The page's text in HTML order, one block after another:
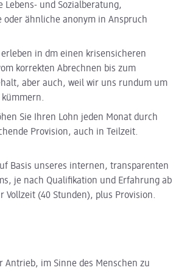
Lebens- und Sozialberatung,
oder ähnliche anonym in Anspruch
erleben in dm einen krisensicheren
korrekten Abrechnen bis zum
aber auch, weil wir uns rundum um
kümmern.
Sie Ihren Lohn jeden Monat durch
Provision, auch in Teilzeit.
Basis unseres internen, transparenten
je nach Qualifikation und Erfahrung ab
Vollzeit (40 Stunden), plus Provision.
Antrieb, im Sinne des Menschen zu